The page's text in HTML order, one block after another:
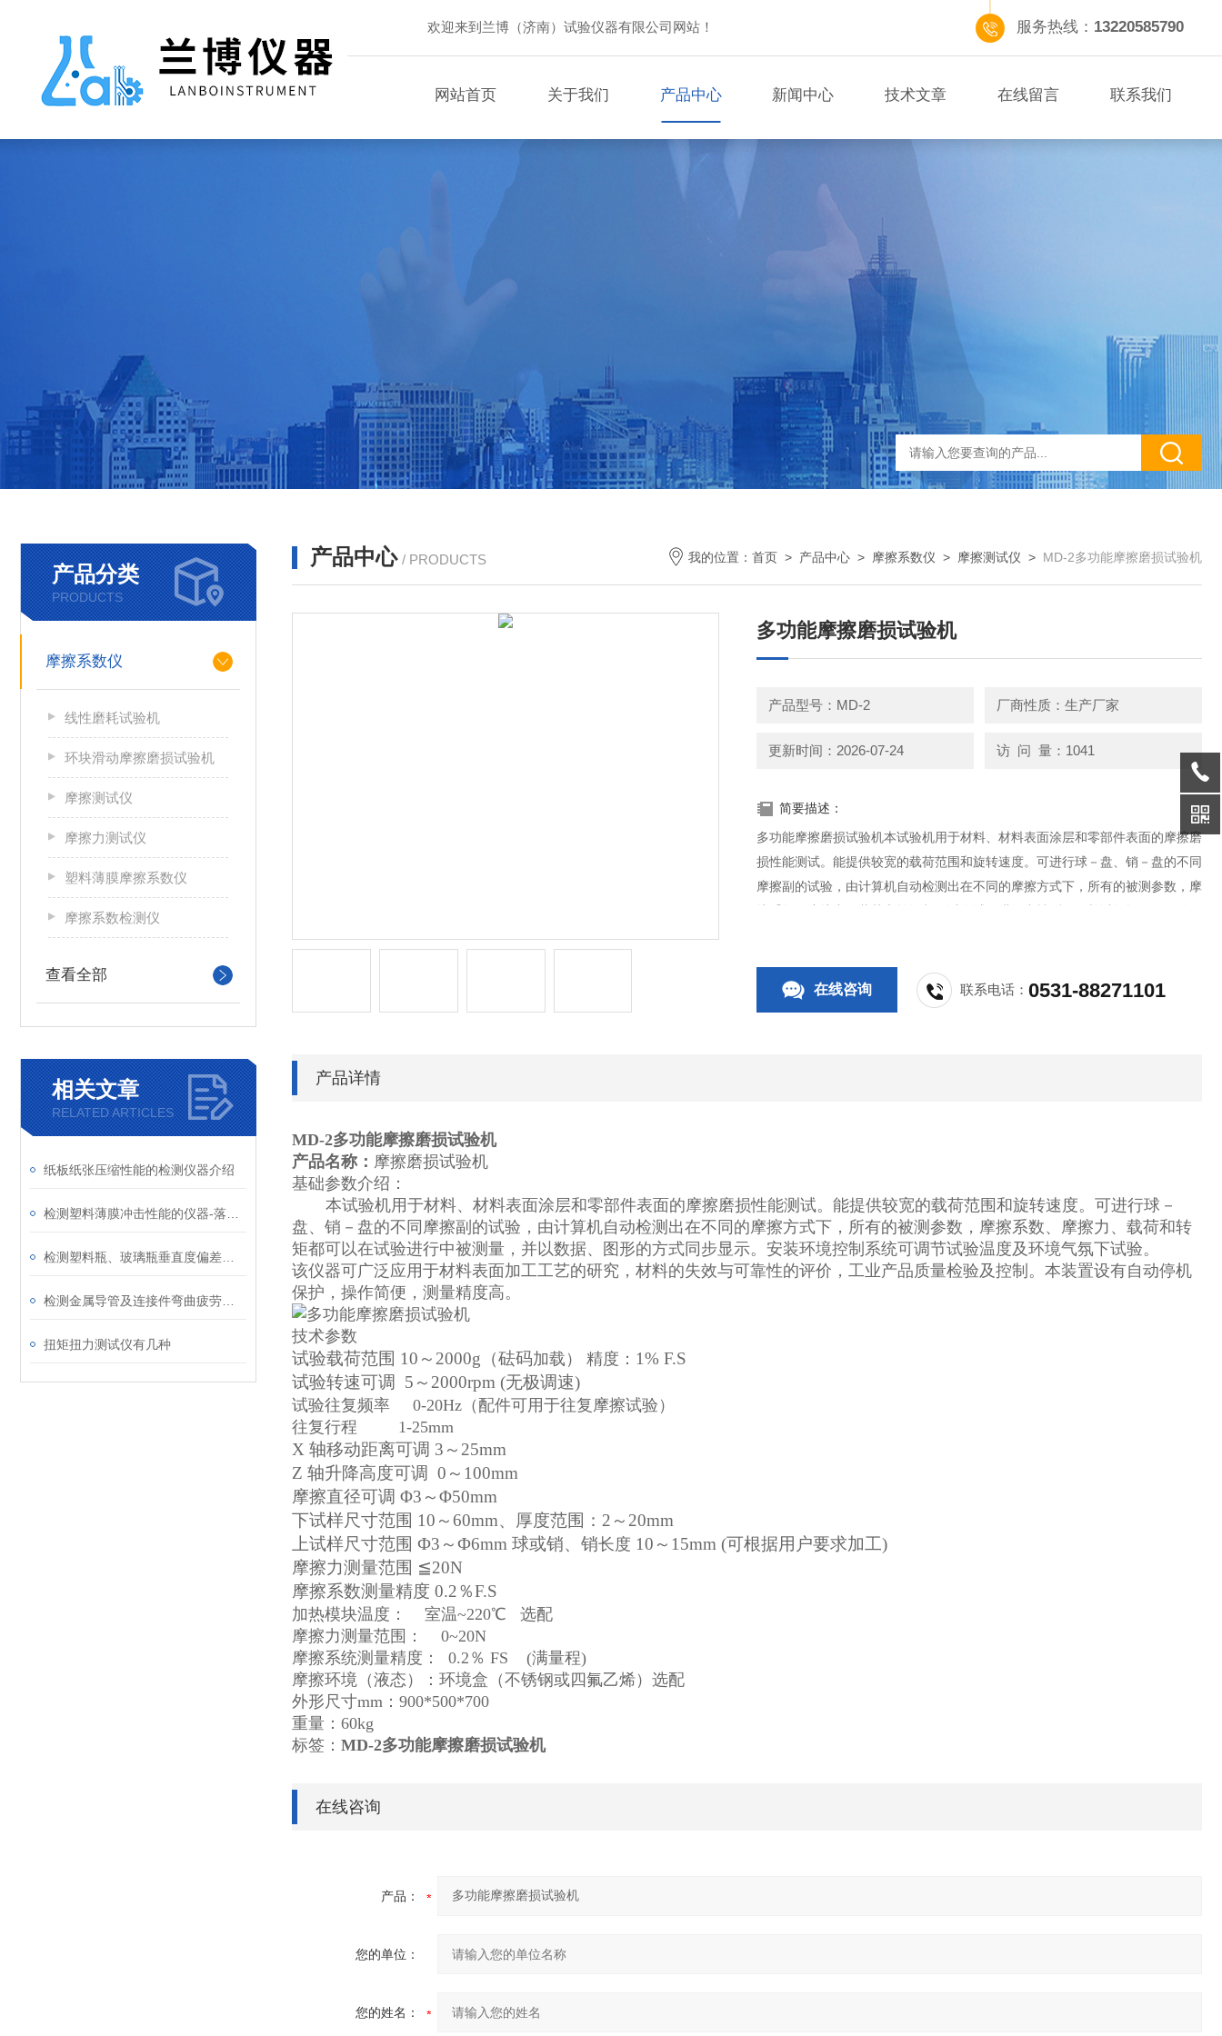
欢迎来到兰博（济南）试验仪器有限公司网站！ 服务热线： 13220585790
网站首页 关于我们 产品中心 新闻中心 技术文章 在线留言 联系我们
产品分类
PRODUCTS
摩擦系数仪
线性磨耗试验机
环块滑动摩擦磨损试验机
摩擦测试仪
摩擦力测试仪
塑料薄膜摩擦系数仪
摩擦系数检测仪
查看全部
相关文章
RELATED ARTICLES
纸板纸张压缩性能的检测仪器介绍
扭矩扭力测试仪有几种
产品中心 / PRODUCTS 我的位置： 首页 > 产品中心 > 摩擦系数仪 > 摩擦测试仪 > MD-2多功能摩擦磨损试验机
多功能摩擦磨损试验机
产品型号：MD-2 厂商性质：生产厂家
更新时间：2026-07-24 访 问 量：1041
简要描述：
多功能摩擦磨损试验机本试验机用于材料、材料表面涂层和零部件表面的摩擦磨
损性能测试。能提供较宽的载荷范围和旋转速度。可进行球－盘、销－盘的不同
摩擦副的试验，由计算机自动检测出在不同的摩擦方式下，所有的被测参数，摩
擦系数、摩擦力、载荷和转矩都可以在试验进行中被测量，并以数据、图形的方
在线咨询 联系电话：0531-88271101
产品详情
MD-2多功能摩擦磨损试验机
产品名称： 摩擦磨损试验机
基础参数介绍：
本试验机用于材料、材料表面涂层和零部件表面的摩擦磨损性能测试。能提供较宽的载荷范围和旋转速度。可进行球－
盘、销－盘的不同摩擦副的试验，由计算机自动检测出在不同的摩擦方式下，所有的被测参数，摩擦系数、摩擦力、载荷和转
矩都可以在试验进行中被测量，并以数据、图形的方式同步显示。安装环境控制系统可调节试验温度及环境气氛下试验。
该仪器可广泛应用于材料表面加工工艺的研究，材料的失效与可靠性的评价，工业产品质量检验及控制。本装置设有自动停机
保护，操作简便，测量精度高。
技术参数
试验载荷范围 10～2000g（砝码加载） 精度： 1% F.S
试验转速可调
5～2000rpm (无极调速)
试验往复频率 0-20Hz（配件可用于往复摩擦试验）
往复行程 1-25mm
X 轴移动距离可调 3～25mm
Z 轴升降高度可调
0～100mm
摩擦直径可调 Φ3～Φ50mm
下试样尺寸范围 10～60mm、厚度范围：2～20mm
上试样尺寸范围 Ф3～Ф6mm 球或销、销长度 10～15mm (可根据用户要求加工)
摩擦力测量范围 ≦20N
摩擦系数测量精度 0.2％F.S
加热模块温度： 室温~220℃ 选配
摩擦力测量范围： 0~20N
摩擦系统测量精度： 0.2％ FS (满量程)
摩擦环境（液态）：环境盒（不锈钢或四氟乙烯）选配
外形尺寸mm：900*500*700
重量：60kg
标签： MD-2多功能摩擦磨损试验机
在线咨询
产品：
您的单位：
您的姓名：